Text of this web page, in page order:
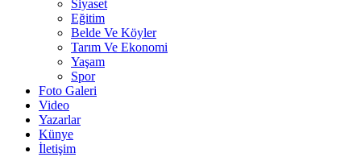
Siyaset
Eğitim
Belde Ve Köyler
Tarım Ve Ekonomi
Yaşam
Spor
Foto Galeri
Video
Yazarlar
Künye
İletişim